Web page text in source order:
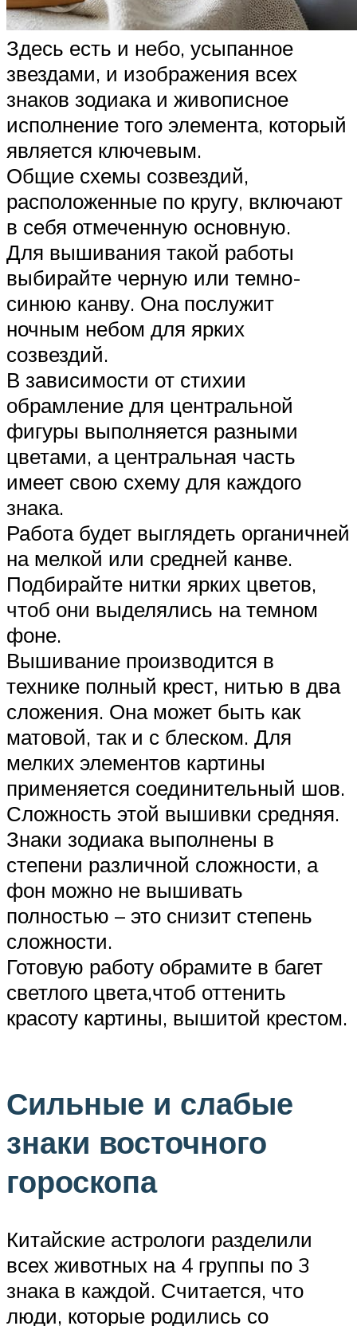
Здесь есть и небо, усыпанное
звездами, и изображения всех
знаков зодиака и живописное
исполнение того элемента, который
является ключевым.
Общие схемы созвездий,
расположенные по кругу, включают
в себя отмеченную основную.
Для вышивания такой работы
выбирайте черную или темно-
синюю канву. Она послужит
ночным небом для ярких
созвездий.
В зависимости от стихии
обрамление для центральной
фигуры выполняется разными
цветами, а центральная часть
имеет свою схему для каждого
знака.
Работа будет выглядеть органичней
на мелкой или средней канве.
Подбирайте нитки ярких цветов,
чтоб они выделялись на темном
фоне.
Вышивание производится в
технике полный крест, нитью в два
сложения. Она может быть как
матовой, так и с блеском. Для
мелких элементов картины
применяется соединительный шов.
Сложность этой вышивки средняя.
Знаки зодиака выполнены в
степени различной сложности, а
фон можно не вышивать
полностью – это снизит степень
сложности.
Готовую работу обрамите в багет
светлого цвета,чтоб оттенить
красоту картины, вышитой крестом.
Сильные и слабые
знаки восточного
гороскопа
Китайские астрологи разделили
всех животных на 4 группы по 3
знака в каждой. Считается, что
люди, которые родились со